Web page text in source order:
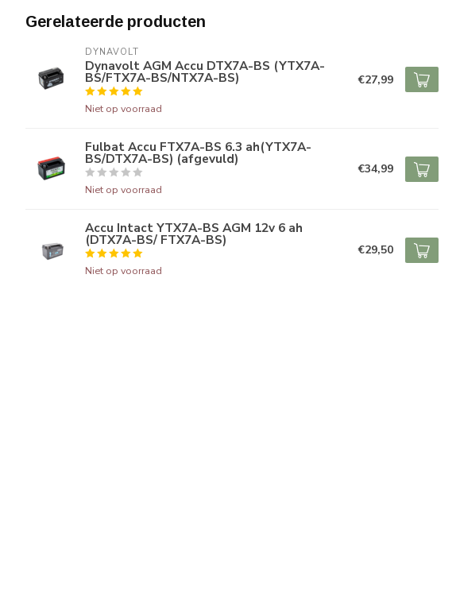
Gerelateerde producten
DYNAVOLT
Dynavolt AGM Accu DTX7A-BS (YTX7A-
BS/FTX7A-BS/NTX7A-BS)
Niet op voorraad
€27,99
Fulbat Accu FTX7A-BS 6.3 ah(YTX7A-
BS/DTX7A-BS) (afgevuld)
Niet op voorraad
€34,99
Accu Intact YTX7A-BS AGM 12v 6 ah
(DTX7A-BS/ FTX7A-BS)
Niet op voorraad
€29,50